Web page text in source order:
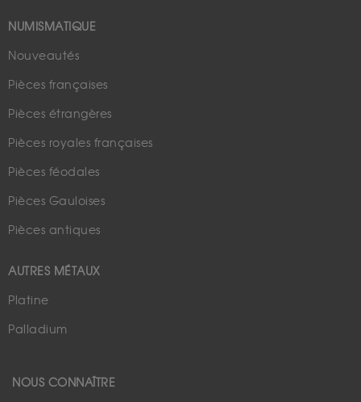
NUMISMATIQUE
Nouveautés
Pièces françaises
Pièces étrangères
Pièces royales françaises
Pièces féodales
Pièces Gauloises
Pièces antiques
AUTRES MÉTAUX
Platine
Palladium
NOUS CONNAÎTRE